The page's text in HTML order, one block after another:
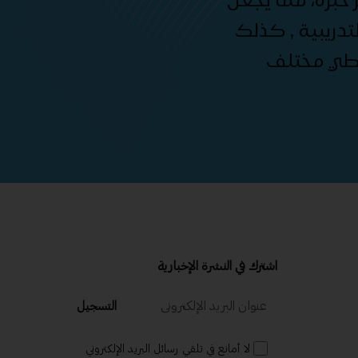
, كذلك
مختلف
اشترك في النشرة الإخبارية
التسجيل
لا أمانع في تلقي رسائل البريد الإلكتروني